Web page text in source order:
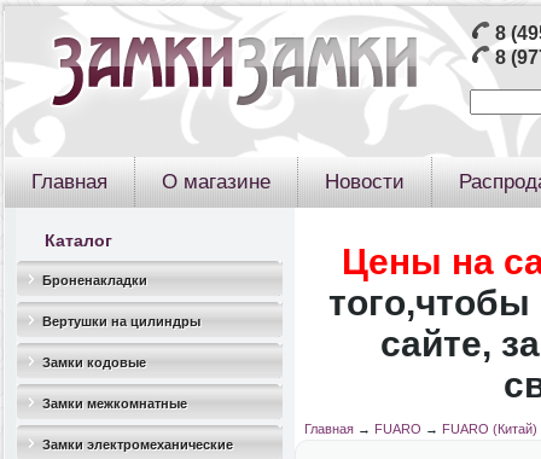
8
8
Главная О магазине Новости
Каталог
Броненакладки
Вертушки на цилиндры
Замки кодовые
Замки межкомнатные
Замки электромеханические
Цены на
того,чтобы
сайте,
Главная→ FUARO → FUARO (Китай)